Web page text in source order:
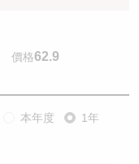
價格62.9
本年度 1年